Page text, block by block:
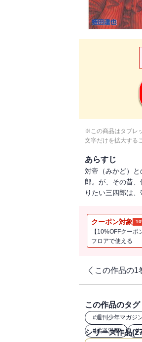
※この商品はタブレ
文字だけを拡大する
あらすじ
対帝（みかど）
郎。が、その昔
りたい三四郎は
クーポン対象
【10%OFFクー
フロアで使える
この作品の1
この作品のタグ
#週刊少年マガジ
#柔道漫画 #
シリーズ作品(